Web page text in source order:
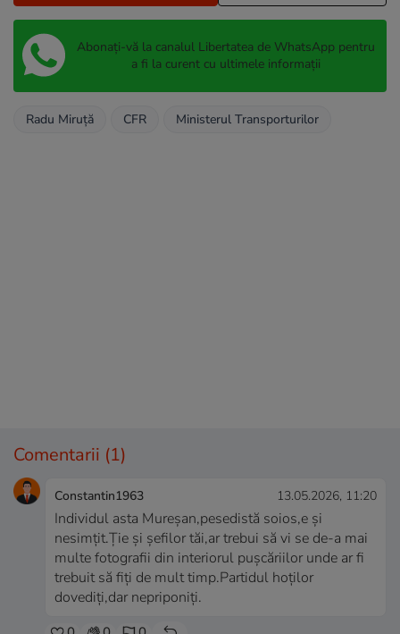
Abonați-vă la canalul Libertatea de WhatsApp pentru
a fi la curent cu ultimele informații
Radu Miruță CFR Ministerul Transporturilor
Comentarii (1)
Constantin1963 13.05.2026, 11:20
Individul asta Mureșan,pesedistă soios,e și
nesimțit.Ție și șefilor tăi,ar trebui să vi se de-a mai
multe fotografii din interiorul pușcăriilor unde ar fi
trebuit să fiți de mult timp.Partidul hoților
dovediți,dar nepriponiți.